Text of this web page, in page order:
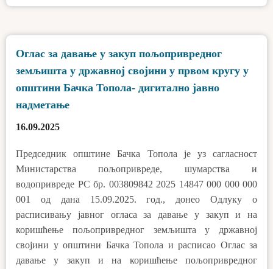
Оглас за давање у закуп пољопривредног
земљишта у државној својини у првом кругу у
општини Бачка Топола- дигитално јавно
надметање
16.09.2025
Председник општине Бачка Топола је уз сагласност
Министарства пољопривреде, шумарства и
водопривреде РС бр. 003809842 2025 14847 000 000 000
001 од дана 15.09.2025. год., донео Одлуку о
расписивању јавног огласа за давање у закуп и на
коришћење пољопривредног земљишта у државној
својини у општини Бачка Топола и расписао Оглас за
давање у закуп и на коришћење пољопривредног